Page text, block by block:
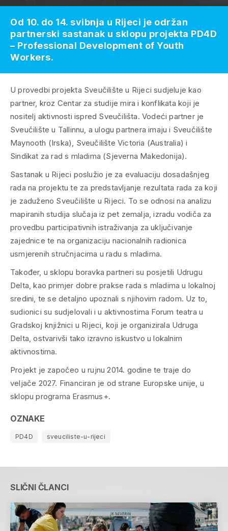
U provedbi projekta Sveučilište u Rijeci sudjeluje kao
partner, kroz Centar za studije mira i konflikata koji je
nositelj aktivnosti ispred Sveučilišta. Vodeći partner je
Sveučilište u Tallinnu, a ulogu partnera imaju i Sveučilište
Maynooth (Irska), Sveučilište Victoria (Australia) i
Sindikat za rad s mladima (Sjeverna Makedonija).
Sastanak u Rijeci poslužio je za evaluaciju dosadašnjeg
rada na projektu te za predstavljanje rezultata rada za koji
je zaduženo Sveučilište u Rijeci. To se odnosi na analizu
mapiranih studija slučaja iz pet zemalja, izradu vodiča za
provedbu participativnih istraživanja za uključivanje
zajednice te na organizaciju nacionalnih radionica
usmjerenih stručnjacima u radu s mladima.
Također, u sklopu boravka partneri su posjetili Udrugu
Delta, kao primjer dobre prakse rada s mladima u lokalnoj
sredini, te se detaljno upoznali s njihovim radom. Uz to,
sudionici su sudjelovali i u aktivnostima Forum teatra u
Gradskoj knjižnici u Rijeci, koji je organizirala Udruga
Delta, ostvarivši tako izravno iskustvo u lokalnim
aktivnostima.
Projekt je započeo u rujnu 2014. godine te traje do
veljače 2027. Financiran je od strane Europske unije, u
sklopu programa Erasmus+.
OZNAKE
PD4D sveuciliste-u-rijeci
Od 10. do 14. svibnja u Rijeci je održan
partnerski sastanak u sklopu projekta PD4D
– Professional Development of Youth
Workers.
SLIČNI ČLANCI